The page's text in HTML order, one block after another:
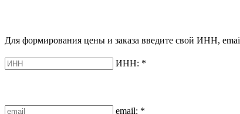
Для формирования цены и заказа введите свой ИНН,
ИНН: *
email: *